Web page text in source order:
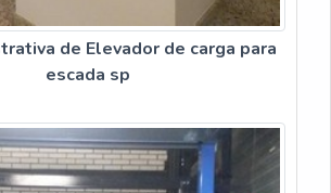
de Elevador de carga para
escada sp